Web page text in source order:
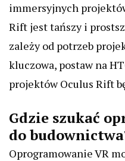
immersyjnych
Rift jest tańszy i
zależy od potrzeb
kluczowa, postaw na
projektów Oculus Rift
Gdzie szukać
do
Oprogramowanie VR